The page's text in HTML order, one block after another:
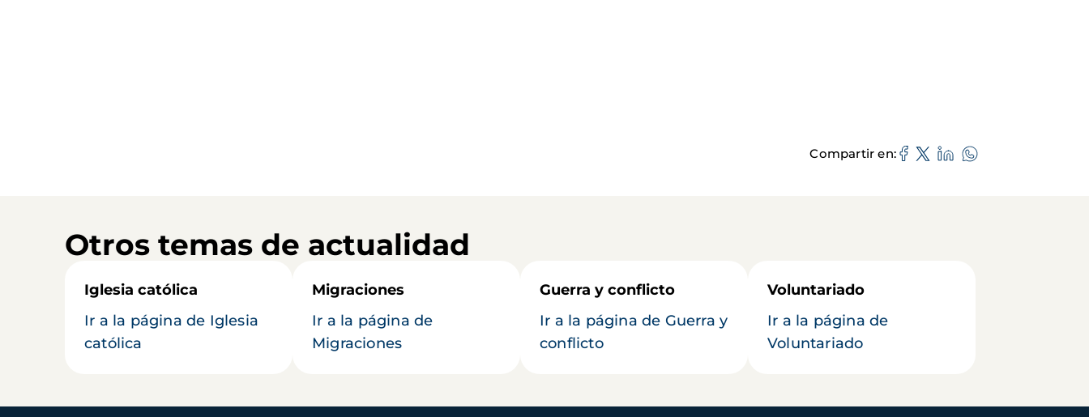
Compartir en
Otros temas de actualidad
Iglesia católica
Ir a la página de Iglesia
católica
Migraciones
Ir a la página de
Migraciones
Guerra y conflicto
Ir a la página de Guerra y
conflicto
Voluntariado
Ir a la página de
Voluntariado